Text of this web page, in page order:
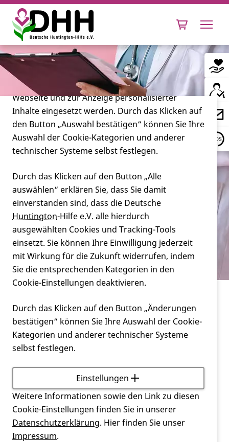
Leben mit Huntington
Forschung
Miteinander
Verein
Service
Wo finde ich die Videos der DHH
mit Bewegungsübungen für
zuhause?
Wo finde ich die Videos der DHH mit
Bewegungsübungen für zuhause?
Hier die Links zu den Videos (mit unserer Isa von
den jungen Aktiven) auf unserem youTube Kanal:
· Teil 1 - Beine -
https://youtu.be/mztl7FCn3BY
· Teil 2 – Arme -
https://youtu.be/FmheGGc9u3s
· Teil 3 – Boden -https://youtu.be/q_Sl3VefbwI
Cookie-Einstellungen
Diese Webseite setzt verschiedene Cookies und
Tracking-Tools ein. Dies beinhaltet Cookies und
Tracking-Tools, die für den Betrieb der Webseite
technisch notwendig sind, die zu statistischen
Zwecken sowie zur besseren Bedienbarkeit der
Webseite und zur Anzeige personalisierter
Inhalte eingesetzt werden. Durch das Klicken auf
den Button „Auswahl bestätigen“ können Sie Ihre
Auswahl der Cookie-Kategorien und anderer
technischer Systeme selbst festlegen.
Durch das Klicken auf den Button „Alle
auswählen“ erklären Sie, dass Sie damit
einverstanden sind, dass die Deutsche
Huntington-Hilfe e.V. alle hierdurch
ausgewählten Cookies und Tracking-Tools
einsetzt. Sie können Ihre Einwilligung jederzeit
mit Wirkung für die Zukunft widerrufen, indem
Sie die entsprechenden Kategorien in den
Cookie-Einstellungen deaktivieren.
Durch das Klicken auf den Button „Änderungen
bestätigen“ können Sie Ihre Auswahl der Cookie-
Kategorien und anderer technischer Systeme
selbst festlegen.
Einstellungen
Weitere Informationen sowie den Link zu diesen
Cookie-Einstellungen finden Sie in unserer
Datenschutzerklärung. Hier finden Sie unser
Impressum.